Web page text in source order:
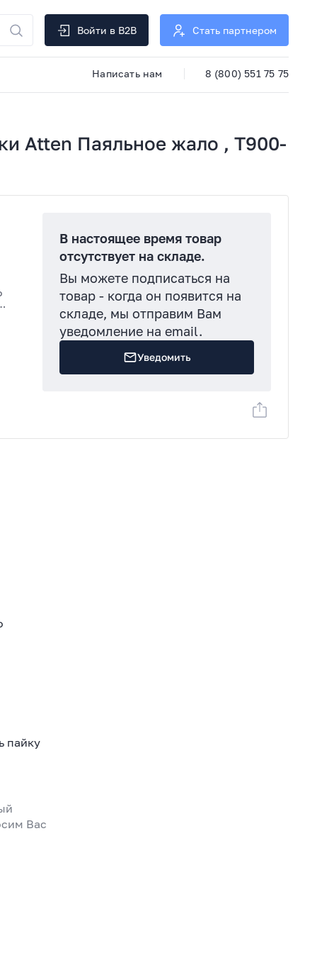
Войти в B2B Стать партнером
Написать нам 8 (800) 551 75 75
Atten Паяльное жало , T900-
В настоящее время товар
отсутствует на складе.
Вы можете подписаться на
товар - когда он появится на
складе, мы отправим Вам
уведомление на email.
Уведомить
пайку
Вас